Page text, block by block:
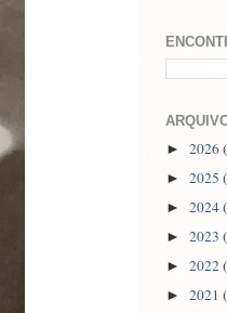
► 2026
► 2025
► 2024
► 2023
► 2022
► 2021